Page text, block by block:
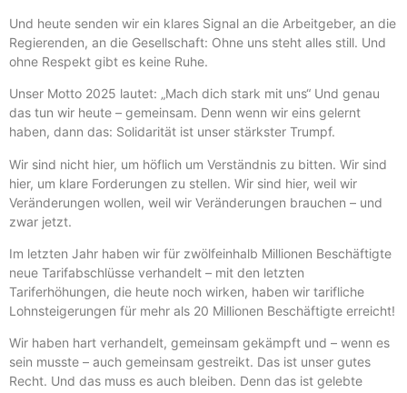
Und heute senden wir ein klares Signal an die Arbeitgeber, an die
Regierenden, an die Gesellschaft: Ohne uns steht alles still. Und
ohne Respekt gibt es keine Ruhe.
Unser Motto 2025 lautet: „Mach dich stark mit uns“ Und genau
das tun wir heute – gemeinsam. Denn wenn wir eins gelernt
haben, dann das: Solidarität ist unser stärkster Trumpf.
Wir sind nicht hier, um höflich um Verständnis zu bitten. Wir sind
hier, um klare Forderungen zu stellen. Wir sind hier, weil wir
Veränderungen wollen, weil wir Veränderungen brauchen – und
zwar jetzt.
Im letzten Jahr haben wir für zwölfeinhalb Millionen Beschäftigte
neue Tarifabschlüsse verhandelt – mit den letzten
Tariferhöhungen, die heute noch wirken, haben wir tarifliche
Lohnsteigerungen für mehr als 20 Millionen Beschäftigte erreicht!
Wir haben hart verhandelt, gemeinsam gekämpft und – wenn es
sein musste – auch gemeinsam gestreikt. Das ist unser gutes
Recht. Und das muss es auch bleiben. Denn das ist gelebte